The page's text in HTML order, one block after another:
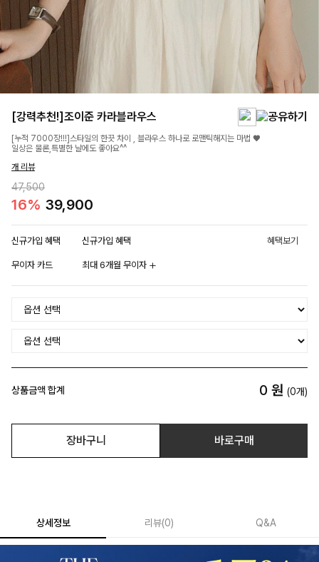
[강력추천!]조이준 카라블라우스
[누적 7000장!!!]스타일의 한끗 차이 , 블라우스 하나로 로맨틱해지는 마법 ♥
일상은 물론,특별한 날에도 좋아요^^
개 리뷰
47,500
16% 39,900
신규가입 혜택 신규가입 혜택 혜택보기
무이자 카드 최대 6개월 무이자
상품금액 합계 0 원 (0개)
장바구니 바로구매
상세정보 리뷰(0) Q&A